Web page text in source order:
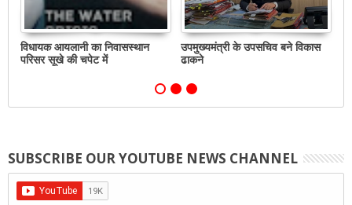
विधायक आयलानी का निवासस्थान
परिसर सूखे की चपेट में
उपमुख्यमंत्री के उपसचिव बने विकास
ढाकने
SUBSCRIBE OUR YOUTUBE NEWS CHANNEL